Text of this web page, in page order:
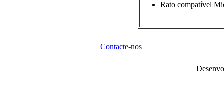
Rato compatível
Contacte-nos